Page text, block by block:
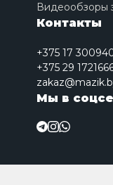
Видеообзоры
Контакты
+375 17
+375 29
Мы в